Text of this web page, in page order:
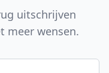
uitschrijven
meer wensen.